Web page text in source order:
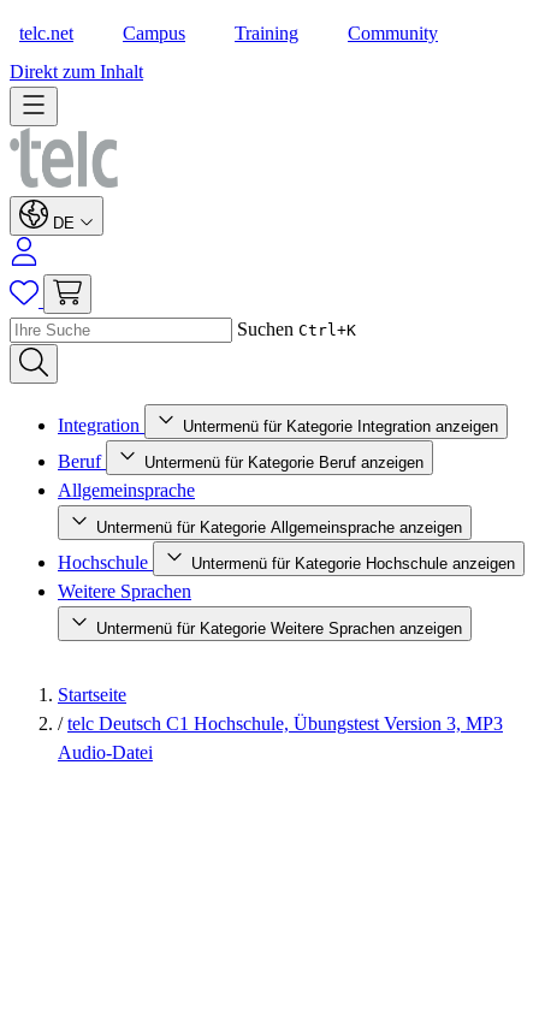
telc.net Campus Training Community
Direkt zum Inhalt
DE
Suchen Ctrl+K
Integration Untermenü für Kategorie Integration anzeigen
Beruf Untermenü für Kategorie Beruf anzeigen
Allgemeinsprache
Untermenü für Kategorie Allgemeinsprache anzeigen
Hochschule Untermenü für Kategorie Hochschule anzeigen
Weitere Sprachen
Untermenü für Kategorie Weitere Sprachen anzeigen
Startseite
/ telc Deutsch C1 Hochschule, Übungstest Version 3, MP3
Audio-Datei